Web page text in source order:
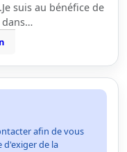
suis au bénéfice de
dans…
afin de vous
d'exiger de la